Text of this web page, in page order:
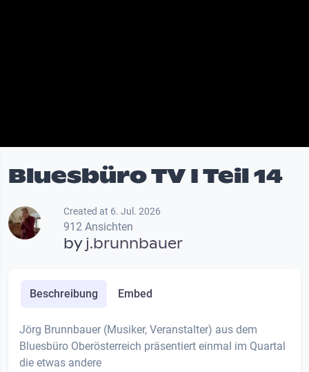
Bluesbüro TV I Teil 14
Created at 6. Jul. 2026
912 Ansichten
byj.brunnbauer
Beschreibung Embed
Jörg Brunnbauer (Musiker, Veranstalter) aus dem
Bluesbüro Oberösterreich präsentiert einmal im Quartal
die etwas andere